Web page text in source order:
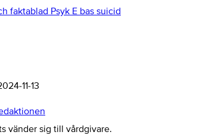
faktablad Psyk E bas suicid
11-13
vänder sig till vårdgivare.